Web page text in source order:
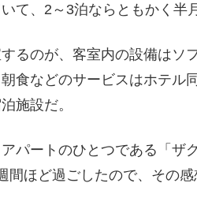
て、2～3泊ならともかく
るのが、客室内の設備はソ
食などのサービスはホテル
施設だ。
パートのひとつである「ザ
間ほど過ごしたので、その